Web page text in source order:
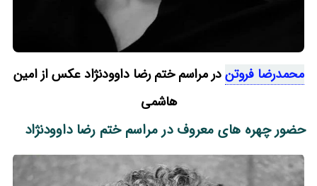
محمدرضا فروتندر مراسم ختم رضا داوودنژاد عکس از امین
هاشمی
حضور چهره های معروف در مراسم ختم رضا داوودنژاد